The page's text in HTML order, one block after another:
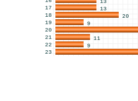
13
17
13
18
20
19
9
20
21
11
22
9
23